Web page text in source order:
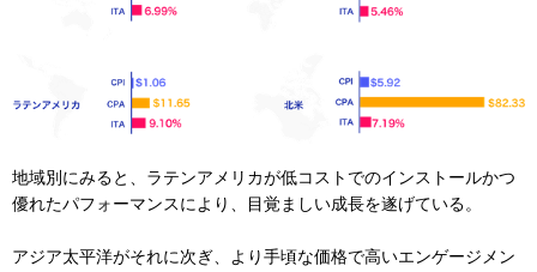
地域別にみると、ラテンアメリカが低コストでのインストールかつ
優れたパフォーマンスにより、目覚ましい成長を遂げている。
アジア太平洋がそれに次ぎ、より手頃な価格で高いエンゲージメン